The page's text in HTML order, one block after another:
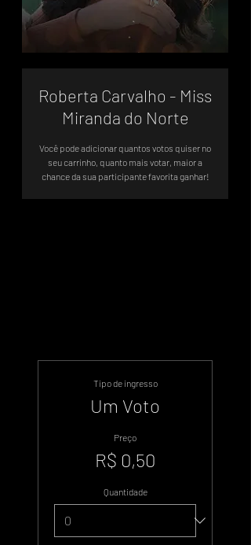
Roberta Carvalho - Miss
Miranda do Norte
Você pode adicionar quantos votos quiser no
seu carrinho, quanto mais votar, maior a
chance da sua participante favorita ganhar!
Tipo de ingresso
Um Voto
Preço
R$ 0,50
Quantidade